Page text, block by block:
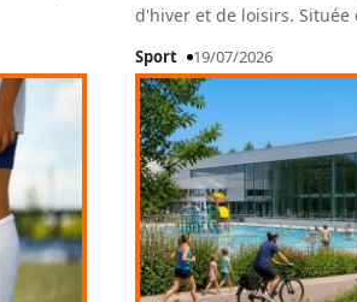
d'hiver et de loisirs.
Sport 19/07/2026